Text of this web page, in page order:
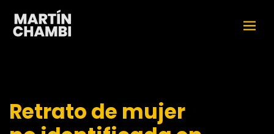
Retrato de mujer